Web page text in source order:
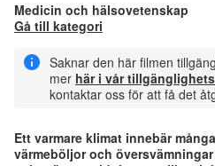
Medicin och hälsovetenskap
Gå till kategori
Saknar den här filmen
mer här i vår
kontaktar oss för att få det
Ett varmare klimat innebär
värmeböljor och